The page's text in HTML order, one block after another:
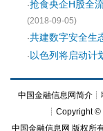
·抢食央企H股全
(2018-09-05)
·共建数字安全生
· 以色列将启动计
中国金融信息网简介 ┊
┊Copyright ©
中国金融信息网 版权所